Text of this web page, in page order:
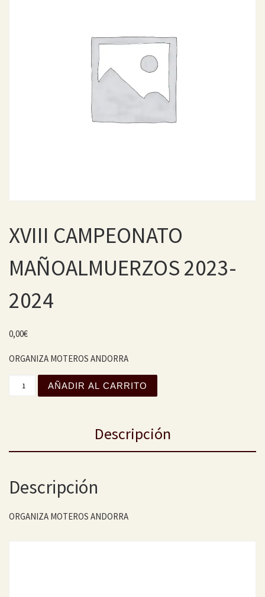
XVIII CAMPEONATO
MAÑOALMUERZOS 2023-
2024
0,00€
ORGANIZA MOTEROS ANDORRA
XVIII CAMPEONATO MAÑOALMUERZOS 2023-2024
AÑADIR AL CARRITO
Descripción
Descripción
ORGANIZA MOTEROS ANDORRA